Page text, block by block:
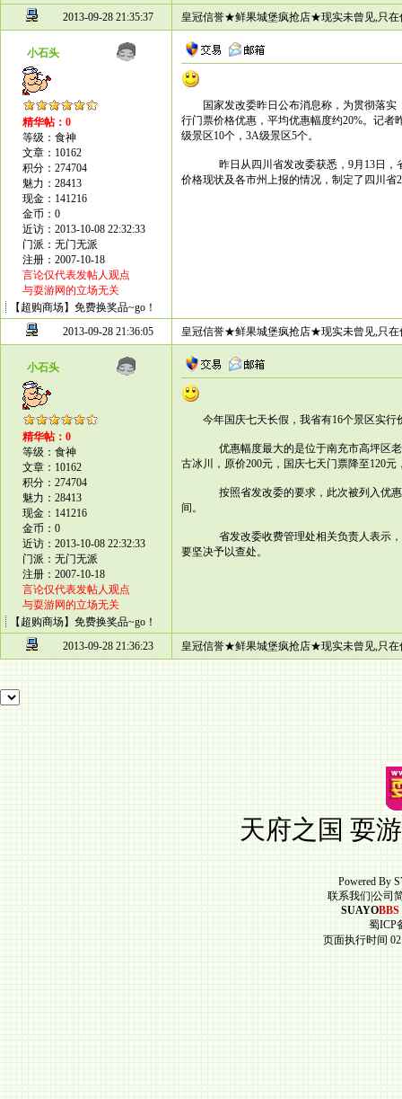
2013-09-28 21:35:37 皇冠信誉★鲜果城堡疯抢店★现实未曾见,只在
小石头
精华帖：0
等级：食神
文章：10162
积分：274704
魅力：28413
现金：141216
金币：0
近访：2013-10-08 22:32:33
门派：无门无派
注册：2007-10-18
言论仅代表发帖人观点
与耍游网的立场无关
【超购商场】免费换奖品~go！
国家发改委昨日公布消息称，为贯彻落
行门票价格优惠，平均优惠幅度约20%。记
级景区10个，3A级景区5个。
昨日从四川省发改委获悉，9月13日，
价格现状及各市州上报的情况，制定了四川省
2013-09-28 21:36:05 皇冠信誉★鲜果城堡疯抢店★现实未曾见,只在
小石头
精华帖：0
等级：食神
文章：10162
积分：274704
魅力：28413
现金：141216
金币：0
近访：2013-10-08 22:32:33
门派：无门无派
注册：2007-10-18
言论仅代表发帖人观点
与耍游网的立场无关
【超购商场】免费换奖品~go！
今年国庆七天长假，我省有16个景区实
优惠幅度最大的是位于南充市高坪区老
古冰川，原价200元，国庆七天门票降至120元
按照省发改委的要求，此次被列入优惠
间。
省发改委收费管理处相关负责人表示，
要坚决予以查处。
2013-09-28 21:36:23 皇冠信誉★鲜果城堡疯抢店★现实未曾见,只在
天府之国 耍
Powered By
联系我们 公司
SUAYOBBS
蜀ICP
页面执行时间